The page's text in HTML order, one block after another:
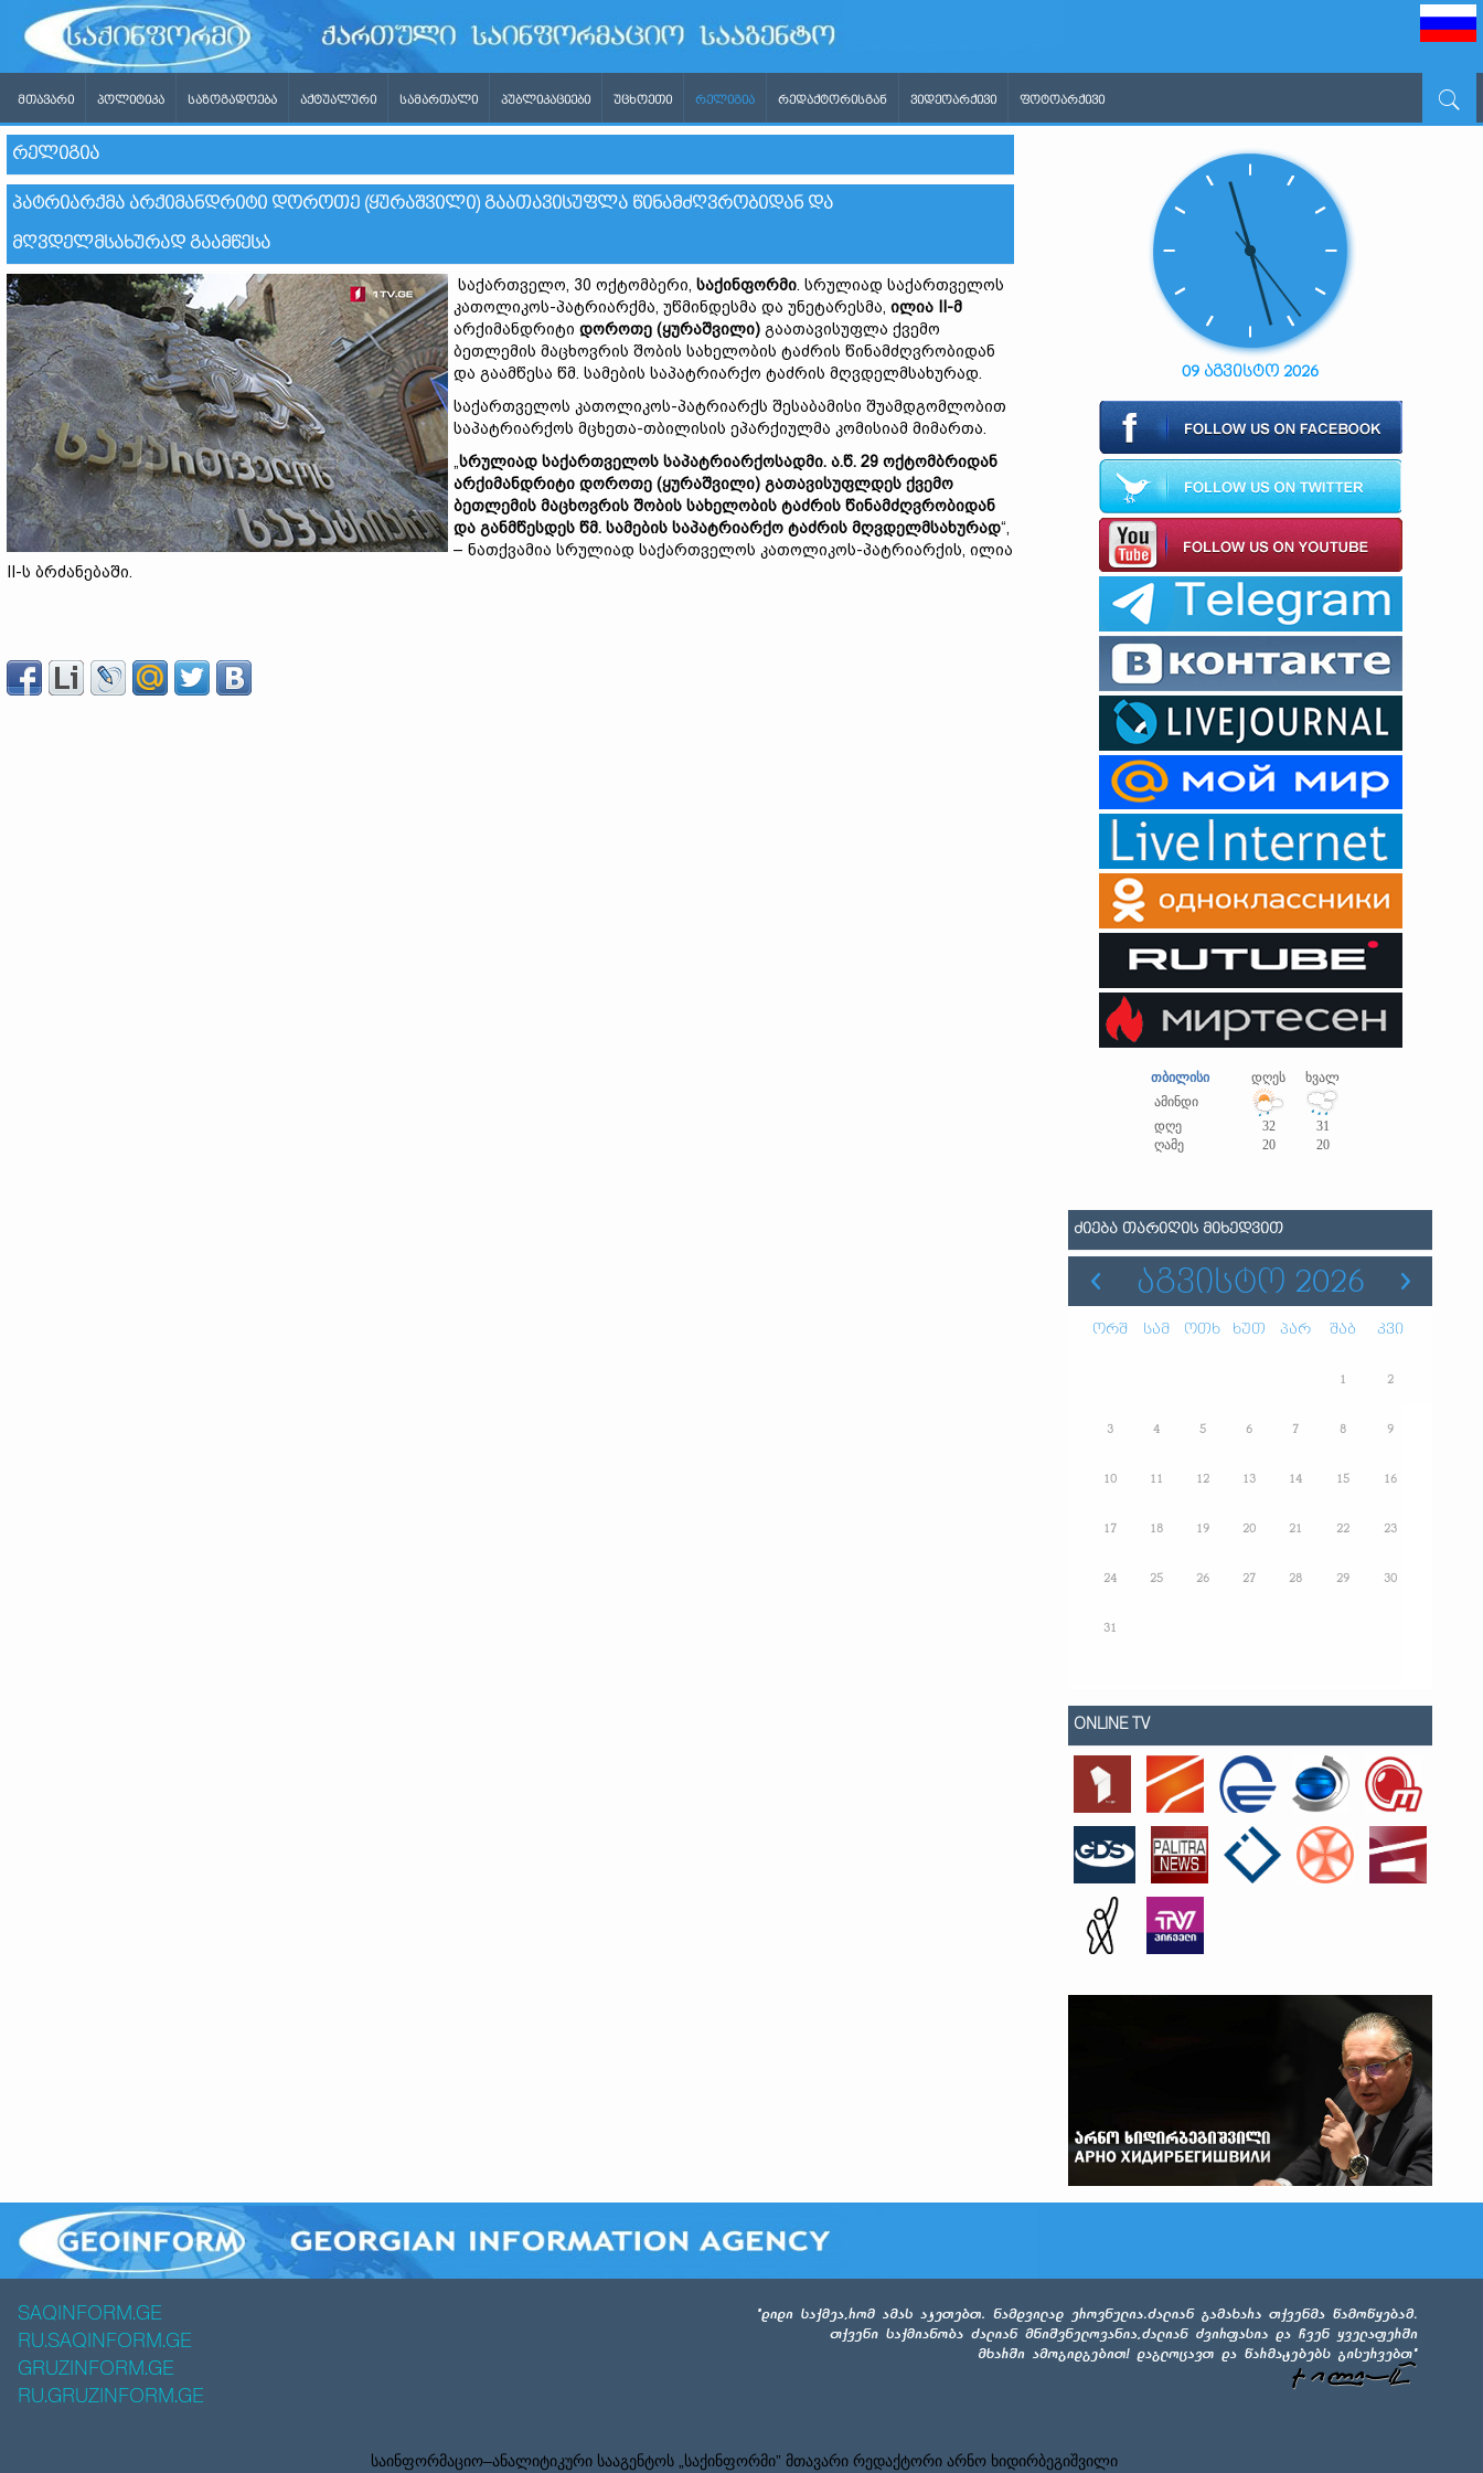
ᲛᲗᲐᲕᲐᲠᲘ ᲞᲝᲚᲘᲢᲘᲙᲐ ᲡᲐᲖᲝᲒᲐᲓᲝᲔᲑᲐ ᲐᲥᲢᲣᲐᲚᲣᲠᲘ ᲡᲐᲛᲐᲠᲗᲐᲚᲘ ᲞᲣᲑᲚᲘᲙᲐᲪᲘᲔᲑᲘ ᲣᲪᲮᲝᲔᲗᲘ ᲠᲔᲚᲘᲒᲘᲐ ᲠᲔᲓᲐᲥᲢᲝᲠᲘᲡᲒᲐᲜ ᲕᲘᲓᲔᲝᲐᲠᲥᲘᲕᲘ ᲤᲝᲢᲝᲐᲠᲥᲘᲕᲘ
ᲠᲔᲚᲘᲒᲘᲐ
ᲞᲐᲢᲠᲘᲐᲠᲥᲛᲐ ᲐᲠᲥᲘᲛᲐᲜᲓᲠᲘᲢᲘ ᲓᲝᲠᲝᲗᲔ (ᲧᲣᲠᲐᲨᲕᲘᲚᲘ) ᲒᲐᲐᲗᲐᲕᲘᲡᲣᲤᲚᲐ ᲬᲘᲜᲐᲛᲫᲦᲕᲠᲝᲑᲘᲓᲐᲜ ᲓᲐ
ᲛᲦᲕᲓᲔᲚᲛᲡᲐᲮᲣᲠᲐᲓ ᲒᲐᲐᲛᲬᲔᲡᲐ
საქართველო, 30 ოქტომბერი, საქინფორმი. სრულიად საქართველოს
კათოლიკოს-პატრიარქმა, უწმინდესმა და უნეტარესმა, ილია II-მ
არქიმანდრიტი დოროთე (ყურაშვილი) გაათავისუფლა ქვემო
ბეთლემის მაცხოვრის შობის სახელობის ტაძრის წინამძღვრობიდან
და გაამწესა წმ. სამების საპატრიარქო ტაძრის მღვდელმსახურად.
საქართველოს კათოლიკოს-პატრიარქს შესაბამისი შუამდგომლობით
საპატრიარქოს მცხეთა-თბილისის ეპარქიულმა კომისიამ მიმართა.
„სრულიად საქართველოს საპატრიარქოსადმი. ა.წ. 29 ოქტომბრიდან
არქიმანდრიტი დოროთე (ყურაშვილი) გათავისუფლდეს ქვემო
ბეთლემის მაცხოვრის შობის სახელობის ტაძრის წინამძღვრობიდან
და განმწესდეს წმ. სამების საპატრიარქო ტაძრის მღვდელმსახურად“,
– ნათქვამია სრულიად საქართველოს კათოლიკოს-პატრიარქის, ილია
II-ს ბრძანებაში.
09 აგვისტო 2026
თბილისი დღეს
ხვალ
ამინდი
დღე
32
31
ღამე
20 20
ᲫᲘᲔᲑᲐ ᲗᲐᲠᲘᲦᲘᲡ ᲛᲘᲮᲔᲓᲕᲘᲗ
ᲐᲒᲕᲘᲡᲢᲝ 2026
ორშ სამ ოთხ ხუთ პარ შაბ კვი
1 2
3 4 5 6 7 8 9
10 11 12 13 14 15 16
17 18 19 20 21 22 23
24 25 26 27 28 29 30
31
ONLINE TV
SAQINFORM.GE
RU.SAQINFORM.GE
GRUZINFORM.GE
RU.GRUZINFORM.GE
საინფორმაციო–ანალიტიკური სააგენტოს „საქინფორმი” მთავარი რედაქტორი არნო ხიდირბეგიშვილი